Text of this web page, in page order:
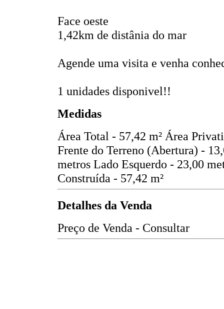
Face oeste
1,42km de distânia do mar
Agende uma visita e venha
1 unidades disponivel!!
Medidas
Área Total - 57,42 m² Área
Frente do Terreno (Abertura) -
metros Lado Esquerdo - 23,00
Construída - 57,42 m²
Detalhes da Venda
Preço de Venda - Consultar